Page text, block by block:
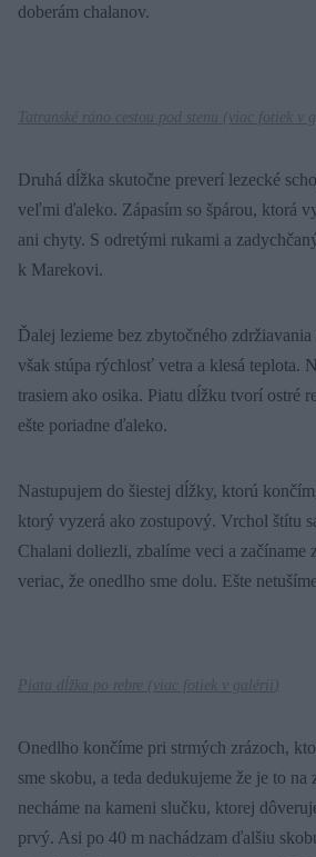
doberám chalanov.
Tatranské ráno cestou pod stenu ( viac fotiek v
Druhá dĺžka skutočne preverí lezecké
veľmi ďaleko. Zápasím so špárou, ktorá
ani chyty. S odretými rukami a
k Marekovi.
Ďalej lezieme bez zbytočného
však stúpa rýchlosť vetra a klesá teplota.
trasiem ako osika. Piatu dĺžku tvorí ostré
ešte poriadne ďaleko.
Nastupujem do šiestej dĺžky, ktorú
ktorý vyzerá ako zostupový. Vrchol štítu
Chalani doliezli, zbalíme veci a začíname
veriac, že onedlho sme dolu. Ešte
Piata dĺžka po rebre ( viac fotiek v galérii )
Onedlho končíme pri strmých zrázoch,
sme skobu, a teda dedukujeme že je to na
necháme na kameni slučku, ktorej
prvý. Asi po 40 m nachádzam ďalšiu